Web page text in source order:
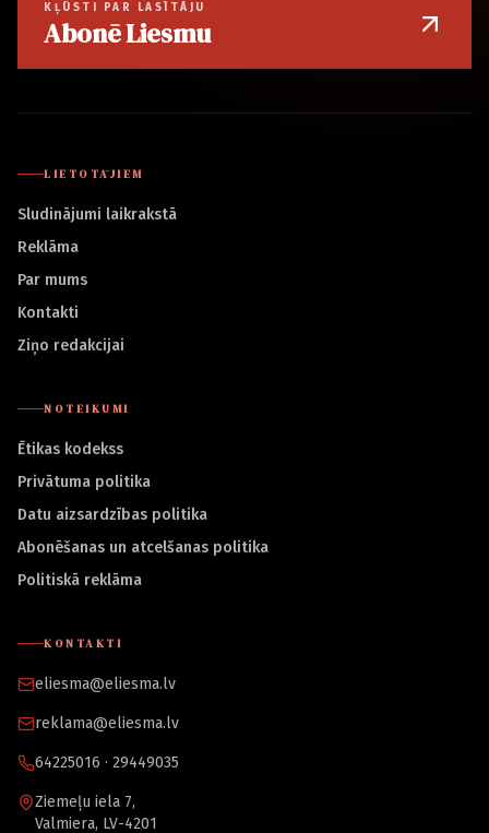
KĻŪSTI PAR LASĪTĀJU
Abonē Liesmu
LIETOTĀJIEM
Sludinājumi laikrakstā
Reklāma
Par mums
Kontakti
Ziņo redakcijai
NOTEIKUMI
Ētikas kodekss
Privātuma politika
Datu aizsardzības politika
Abonēšanas un atcelšanas politika
Politiskā reklāma
KONTAKTI
eliesma@eliesma.lv
reklama@eliesma.lv
64225016 · 29449035
Ziemeļu iela 7,
Valmiera, LV-4201